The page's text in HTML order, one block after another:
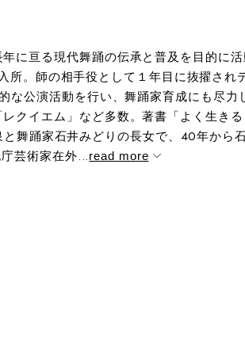
に亘る現代舞踊の伝承と普及を目的に活
。師の相手役として１年目に抜擢され
公演活動を行い、舞踊家育成にも尽力
クイエム」など多数。著書「よく生き
舞踊家石井みどりの長女で、40年から
芸術家在外...read more